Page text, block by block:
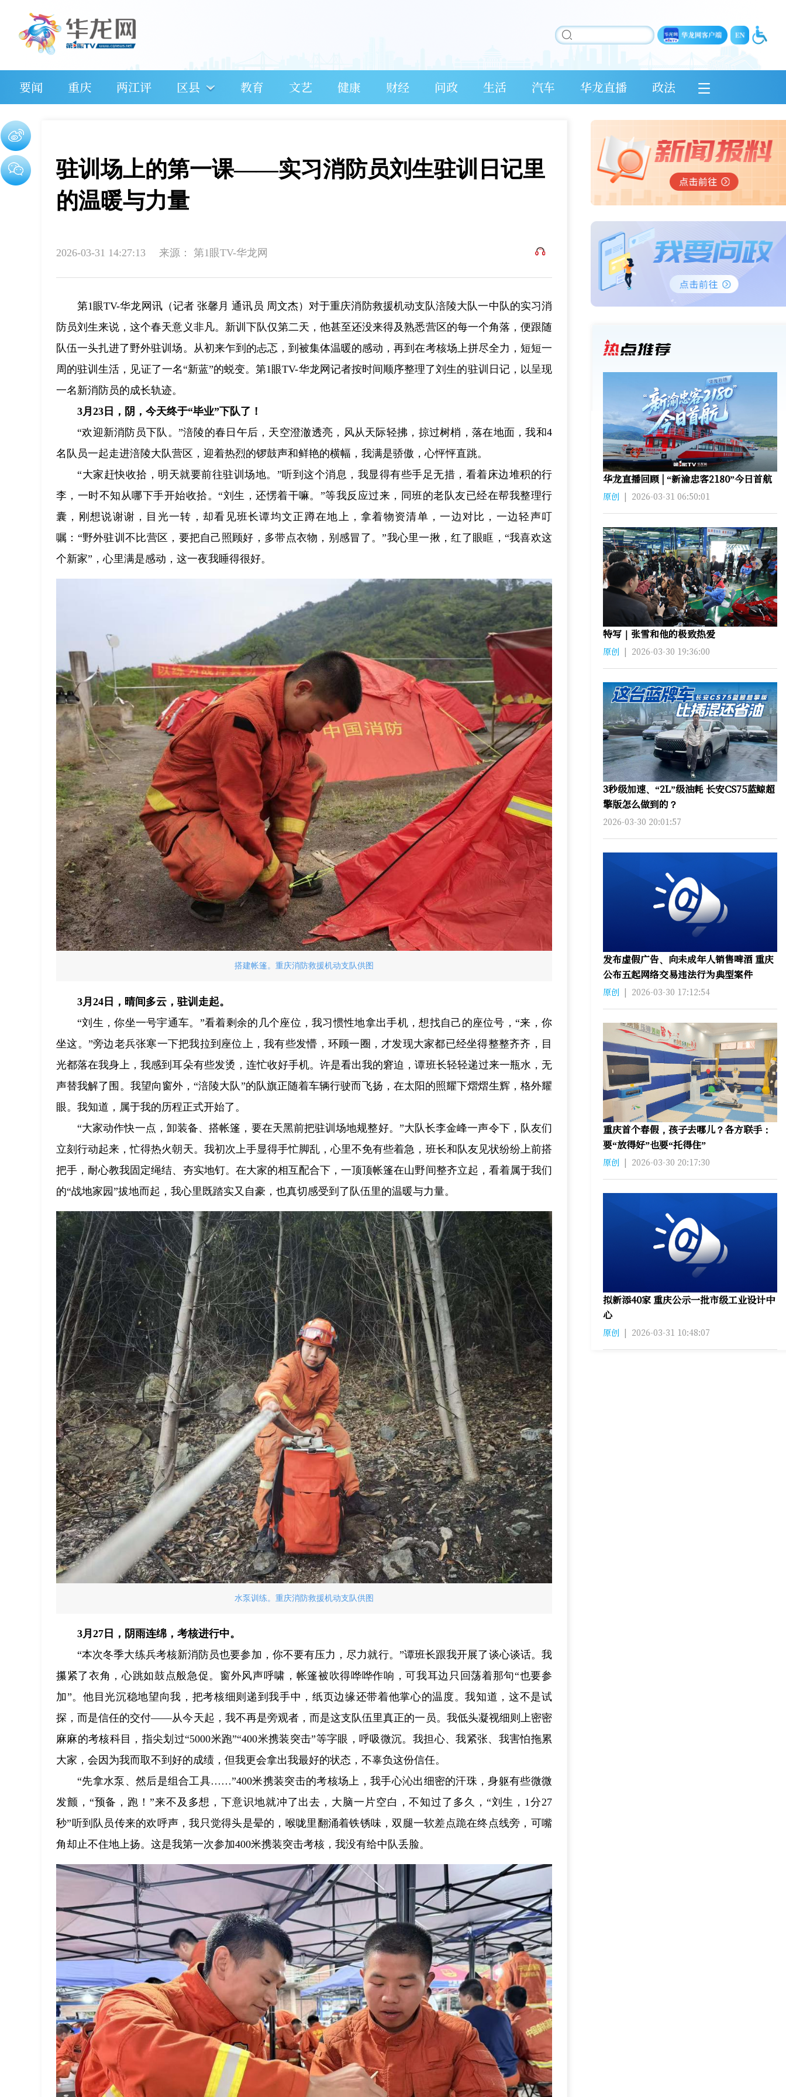
要闻 重庆 两江评 区县 教育 文艺 健康 财经 问政 生活 汽车 华龙直播 政法
驻训场上的第一课——实习消防员刘生驻训日记里
的温暖与力量
2026-03-31 14:27:13 来源： 第1眼TV-华龙网
第1眼TV-华龙网讯（记者 张馨月 通讯员 周文杰）对于重庆消防救援机动支队涪陵大队一中队的实习消
防员刘生来说，这个春天意义非凡。新训下队仅第二天，他甚至还没来得及熟悉营区的每一个角落，便跟随
队伍一头扎进了野外驻训场。从初来乍到的忐忑，到被集体温暖的感动，再到在考核场上拼尽全力，短短一
周的驻训生活，见证了一名“新蓝”的蜕变。第1眼TV-华龙网记者按时间顺序整理了刘生的驻训日记，以呈现
一名新消防员的成长轨迹。
3月23日，阴，今天终于“毕业”下队了！
“欢迎新消防员下队。”涪陵的春日午后，天空澄澈透亮，风从天际轻拂，掠过树梢，落在地面，我和4
名队员一起走进涪陵大队营区，迎着热烈的锣鼓声和鲜艳的横幅，我满是骄傲，心怦怦直跳。
“大家赶快收拾，明天就要前往驻训场地。”听到这个消息，我显得有些手足无措，看着床边堆积的行
李，一时不知从哪下手开始收拾。“刘生，还愣着干嘛。”等我反应过来，同班的老队友已经在帮我整理行
囊，刚想说谢谢，目光一转，却看见班长谭均文正蹲在地上，拿着物资清单，一边对比，一边轻声叮
嘱：“野外驻训不比营区，要把自己照顾好，多带点衣物，别感冒了。”我心里一揪，红了眼眶，“我喜欢这
个新家”，心里满是感动，这一夜我睡得很好。
搭建帐篷。重庆消防救援机动支队供图
3月24日，晴间多云，驻训走起。
“刘生，你坐一号宇通车。”看着剩余的几个座位，我习惯性地拿出手机，想找自己的座位号，“来，你
坐这。”旁边老兵张寒一下把我拉到座位上，我有些发懵，环顾一圈，才发现大家都已经坐得整整齐齐，目
光都落在我身上，我感到耳朵有些发烫，连忙收好手机。许是看出我的窘迫，谭班长轻轻递过来一瓶水，无
声替我解了围。我望向窗外，“涪陵大队”的队旗正随着车辆行驶而飞扬，在太阳的照耀下熠熠生辉，格外耀
眼。我知道，属于我的历程正式开始了。
“大家动作快一点，卸装备、搭帐篷，要在天黑前把驻训场地规整好。”大队长李金峰一声令下，队友们
立刻行动起来，忙得热火朝天。我初次上手显得手忙脚乱，心里不免有些着急，班长和队友见状纷纷上前搭
把手，耐心教我固定绳结、夯实地钉。在大家的相互配合下，一顶顶帐篷在山野间整齐立起，看着属于我们
的“战地家园”拔地而起，我心里既踏实又自豪，也真切感受到了队伍里的温暖与力量。
水泵训练。重庆消防救援机动支队供图
3月27日，阴雨连绵，考核进行中。
“本次冬季大练兵考核新消防员也要参加，你不要有压力，尽力就行。”谭班长跟我开展了谈心谈话。我
攥紧了衣角，心跳如鼓点般急促。窗外风声呼啸，帐篷被吹得哗哗作响，可我耳边只回荡着那句“也要参
加”。他目光沉稳地望向我，把考核细则递到我手中，纸页边缘还带着他掌心的温度。我知道，这不是试
探，而是信任的交付——从今天起，我不再是旁观者，而是这支队伍里真正的一员。我低头凝视细则上密密
麻麻的考核科目，指尖划过“5000米跑”“400米携装突击”等字眼，呼吸微沉。我担心、我紧张、我害怕拖累
大家，会因为我而取不到好的成绩，但我更会拿出我最好的状态，不辜负这份信任。
“先拿水泵、然后是组合工具……”400米携装突击的考核场上，我手心沁出细密的汗珠，身躯有些微微
发颤，“预备，跑！”来不及多想，下意识地就冲了出去，大脑一片空白，不知过了多久，“刘生，1分27
秒”听到队员传来的欢呼声，我只觉得头是晕的，喉咙里翻涌着铁锈味，双腿一软差点跪在终点线旁，可嘴
角却止不住地上扬。这是我第一次参加400米携装突击考核，我没有给中队丢脸。
华龙直播回顾 | “新渝忠客2180”今日首航
原创 | 2026-03-31 06:50:01
特写｜张雪和他的极致热爱
原创 | 2026-03-30 19:36:00
3秒级加速、“2L”级油耗 长安CS75蓝鲸超
擎版怎么做到的？
2026-03-30 20:01:57
发布虚假广告、向未成年人销售啤酒 重庆
公布五起网络交易违法行为典型案件
原创 | 2026-03-30 17:12:54
重庆首个春假，孩子去哪儿？各方联手：
要“放得好”也要“托得住”
原创 | 2026-03-30 20:17:30
拟新添40家 重庆公示一批市级工业设计中
心
原创 | 2026-03-31 10:48:07